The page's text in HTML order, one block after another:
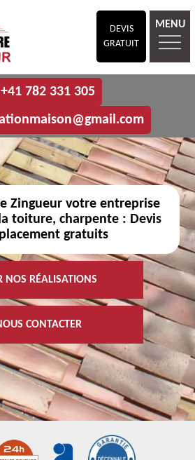
DEVIS
GRATUIT
MENU
+41 782 331 305
Zingueur votre entreprise
toiture, charpente : Devis
gratuits
NOS RÉALISATIONS
CONTACTER